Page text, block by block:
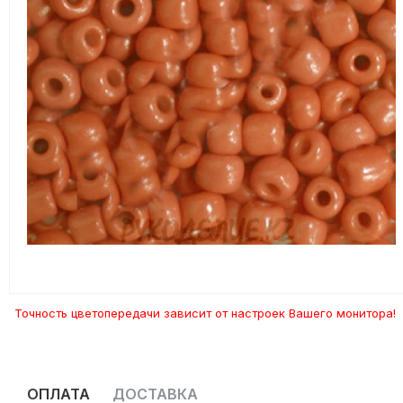
Точность цветопередачи зависит от настроек Вашего монитора!
ОПЛАТА ДОСТАВКА